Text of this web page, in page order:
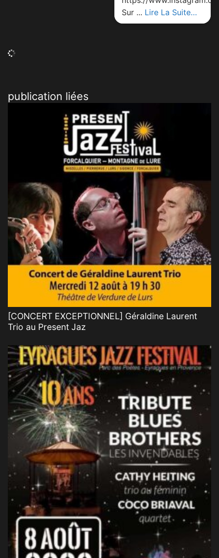
Sur ... Lire La Suite…
publication liées
[CONCERT EXCEPTIONNEL] Géraldine Laurent
Trio au Present Jaz